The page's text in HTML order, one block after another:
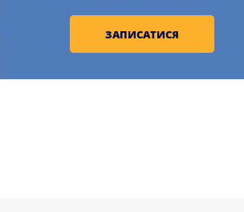
ЗАПИСАТИСЯ